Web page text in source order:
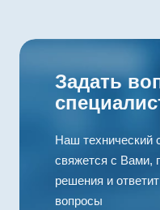
Задать
Наш технический
свяжется с Вами,
решения и
вопросы